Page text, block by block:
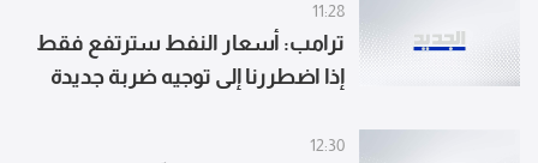
11:28
ترامب: أسعار النفط سترتفع فقط
إذا اضطررنا إلى توجيه ضربة جديدة
12:30